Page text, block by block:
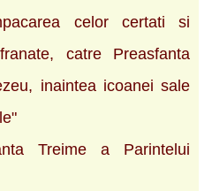
celor certati si
catre Preasfanta
inaintea icoanei sale
Treime a Parintelui